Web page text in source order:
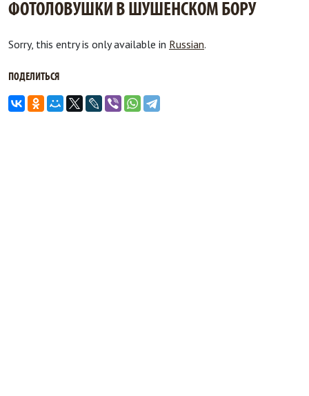
ФОТОЛОВУШКИ В ШУШЕНСКОМ БОРУ
Sorry, this entry is only available in Russian.
ПОДЕЛИТЬСЯ